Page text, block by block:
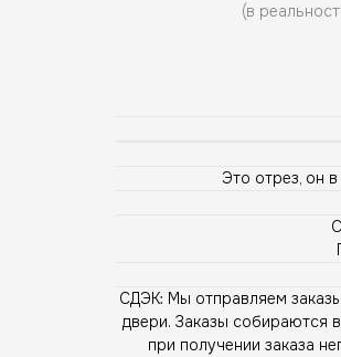
(в
Это отрез, он
СДЭК: Мы отправляем
двери. Заказы собираются
при получении заказа